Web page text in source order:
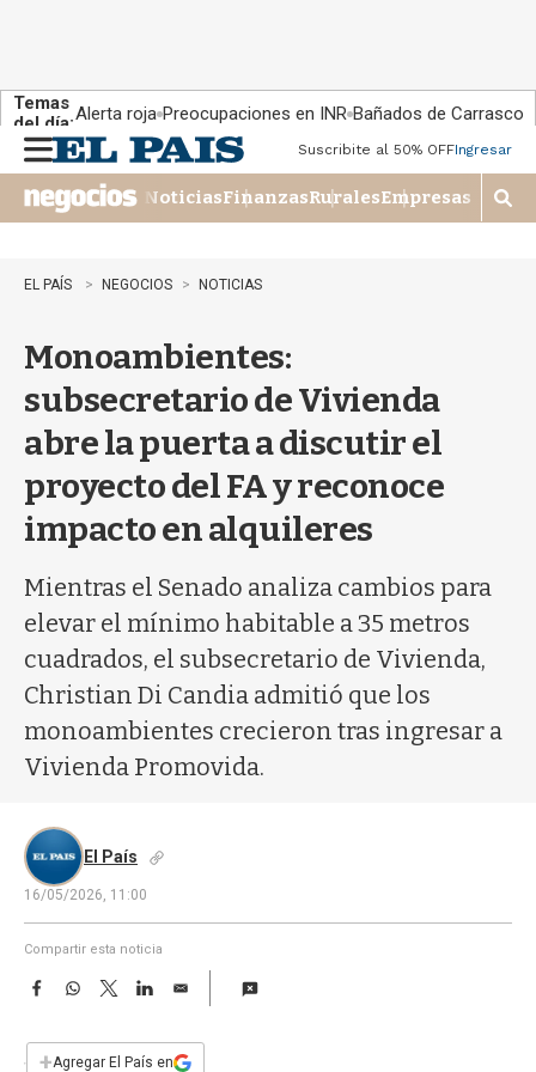
Temas
del día:Alerta roja Preocupaciones en INR Bañados de Carrasco
n
u
Suscribite al 50% OFFIngresar
NoticiasFinanzasRuralesEmpresas
M
o
EL PAÍS NEGOCIOS NOTICIAS
Monoambientes:
subsecretario de Vivienda
abre la puerta a discutir el
proyecto del FA y reconoce
impacto en alquileres
Mientras el Senado analiza cambios para
elevar el mínimo habitable a 35 metros
cuadrados, el subsecretario de Vivienda,
Christian Di Candia admitió que los
monoambientes crecieron tras ingresar a
Vivienda Promovida.
El País
16/05/2026, 11:00
Compartir esta noticia
F
e
W
T
w
t
L
E
i
+Agregar El País en